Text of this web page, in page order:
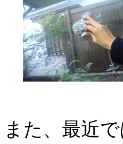
また、最近